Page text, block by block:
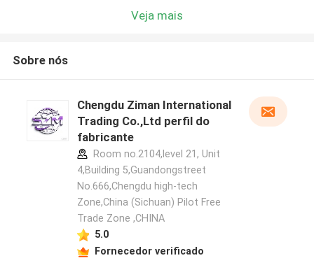
Veja mais
Sobre nós
Chengdu Ziman International
Trading Co.,Ltd perfil do
fabricante
Room no.2104,level 21, Unit
4,Building 5,Guandongstreet
No.666,Chengdu high-tech
Zone,China (Sichuan) Pilot Free
Trade Zone ,CHINA
5.0
Fornecedor verificado